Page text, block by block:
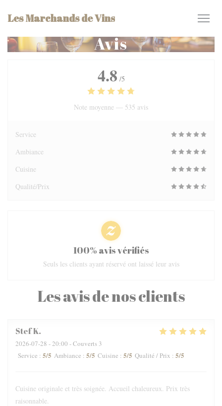
Les Marchands de Vins
Avis
Les avis de nos clients
StefK
2026-07-28 - 20:00 - Couverts 3
Service : 5/5 Ambiance : 5/5 Cuisine : 5/5 Qualité / Prix : 5/5
Cuisine originale et très soignée. Accueil chaleureux. Prix très
raisonnable.
4.8 /5
Note moyenne — 535 avis
Service
Ambiance
Cuisine
Qualité/Prix
100% avis vérifiés
Seuls les clients ayant réservé ont laissé leur avis